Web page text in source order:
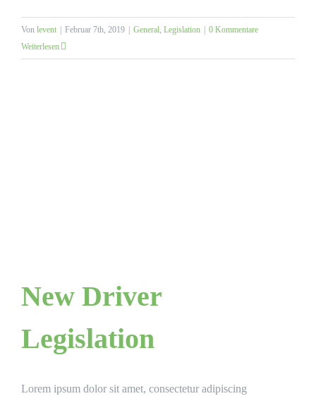
Von levent Februar 7th, 2019 General, Legislation
0 Kommentare
Weiterlesen
New Driver
Legislation
Lorem ipsum dolor sit amet, consectetur adipiscing